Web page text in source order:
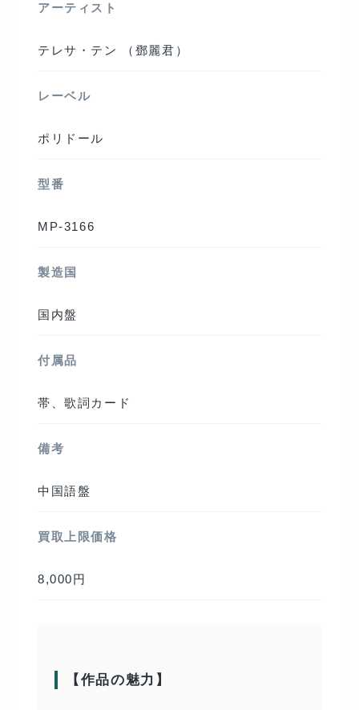
アーティスト
テレサ・テン （鄧麗君）
レーベル
ポリドール
型番
MP-3166
製造国
国内盤
付属品
帯、歌詞カード
備考
中国語盤
買取上限価格
8,000円
【作品の魅力】